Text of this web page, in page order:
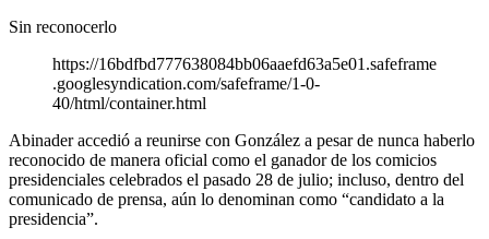
Sin reconocerlo
https://16bdfbd777638084bb06aaefd63a5e01.safeframe
.googlesyndication.com/safeframe/1-0-
40/html/container.html
Abinader accedió a reunirse con González a pesar de nunca haberlo
reconocido de manera oficial como el ganador de los comicios
presidenciales celebrados el pasado 28 de julio; incluso, dentro del
comunicado de prensa, aún lo denominan como “candidato a la
presidencia”.